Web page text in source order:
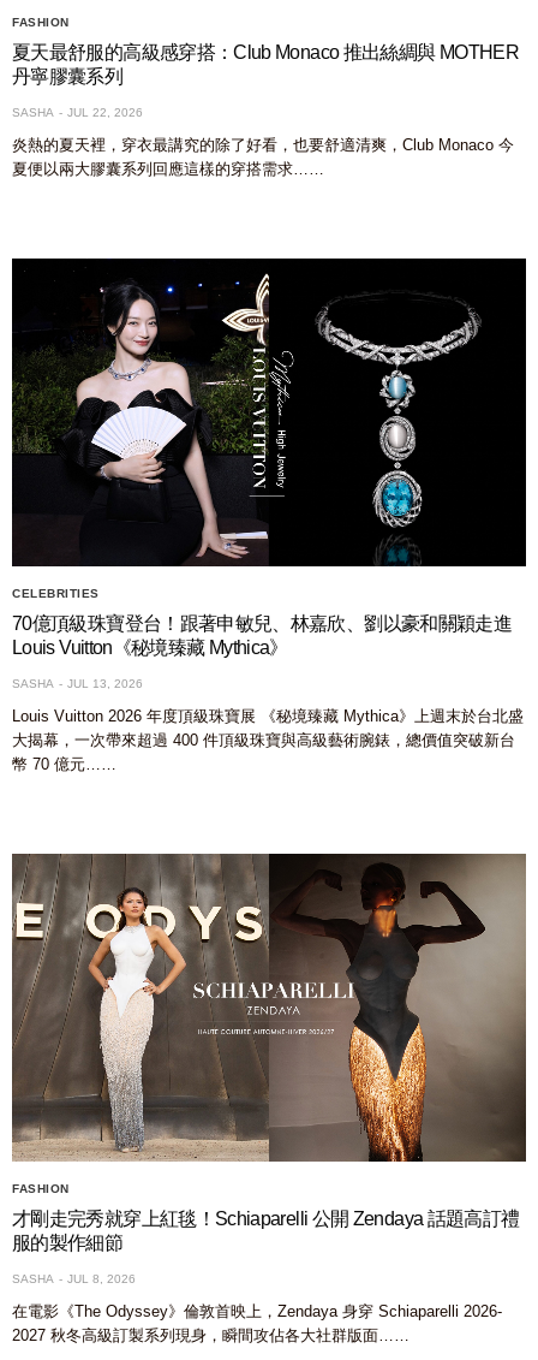
FASHION
夏天最舒服的高級感穿搭：Club Monaco 推出絲綢與 MOTHER
丹寧膠囊系列
SASHA JUL 22, 2026
炎熱的夏天裡，穿衣最講究的除了好看，也要舒適清爽，Club Monaco 今
夏便以兩大膠囊系列回應這樣的穿搭需求……
CELEBRITIES
70億頂級珠寶登台！跟著申敏兒、林嘉欣、劉以豪和關穎走進
Louis Vuitton《秘境臻藏 Mythica》
SASHA JUL 13, 2026
Louis Vuitton 2026 年度頂級珠寶展 《秘境臻藏 Mythica》上週末於台北盛
大揭幕，一次帶來超過 400 件頂級珠寶與高級藝術腕錶，總價值突破新台
幣 70 億元……
FASHION
才剛走完秀就穿上紅毯！Schiaparelli 公開 Zendaya 話題高訂禮
服的製作細節
SASHA JUL 8, 2026
在電影《The Odyssey》倫敦首映上，Zendaya 身穿 Schiaparelli 2026-
2027 秋冬高級訂製系列現身，瞬間攻佔各大社群版面……